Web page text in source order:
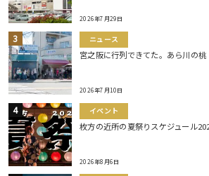
2026年7月29日
ニュース
宮之阪に行列できてた。あら川の桃
2026年7月10日
イベント
枚方の近所の夏祭りスケジュール
2026年8月6日